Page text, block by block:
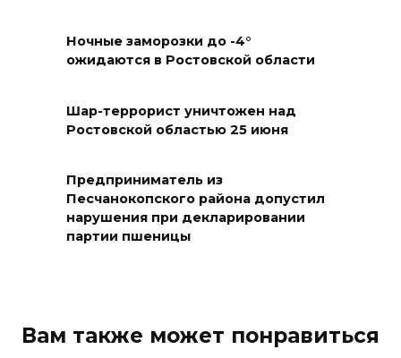
Это стало нашей традицией:
бездомных животных
Журналисты «ДОН 24» вышли
на субботник в парке
Островского
нечем: как ростовчане
Ночные заморозки до -4°
ожидаются в Ростовской области
Шар-террорист уничтожен над
Ростовской областью 25 июня
Предприниматель из
Песчанокопского района допустил
нарушения при декларировании
партии пшеницы
Вам также может понравиться